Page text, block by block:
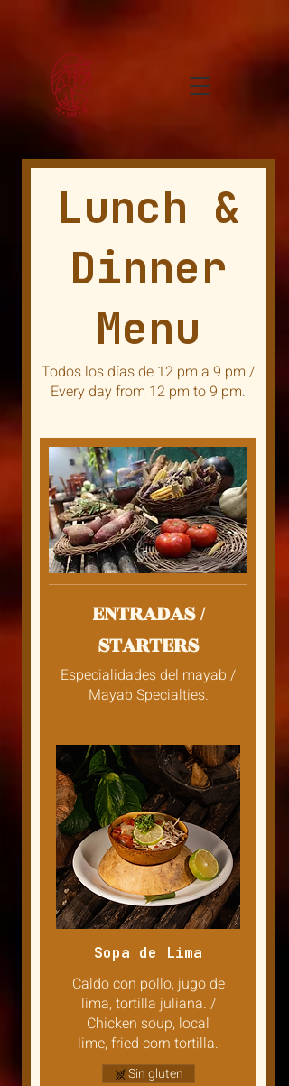
Lunch &
Dinner
Menu
Todos los días de 12 pm a 9 pm /
Every day from 12 pm to 9 pm.
ENTRADAS /
STARTERS
Especialidades del mayab /
Mayab Specialties.
Sopa de Lima
Caldo con pollo, jugo de
lima, tortilla juliana. /
Chicken soup, local
lime, fried corn tortilla.
Sin gluten